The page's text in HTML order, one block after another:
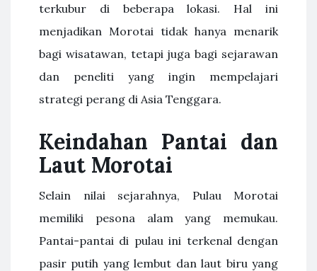
terkubur di beberapa lokasi. Hal ini
menjadikan Morotai tidak hanya menarik
bagi wisatawan, tetapi juga bagi sejarawan
dan peneliti yang ingin mempelajari
strategi perang di Asia Tenggara.
Keindahan Pantai dan
Laut Morotai
Selain nilai sejarahnya, Pulau Morotai
memiliki pesona alam yang memukau.
Pantai-pantai di pulau ini terkenal dengan
pasir putih yang lembut dan laut biru yang